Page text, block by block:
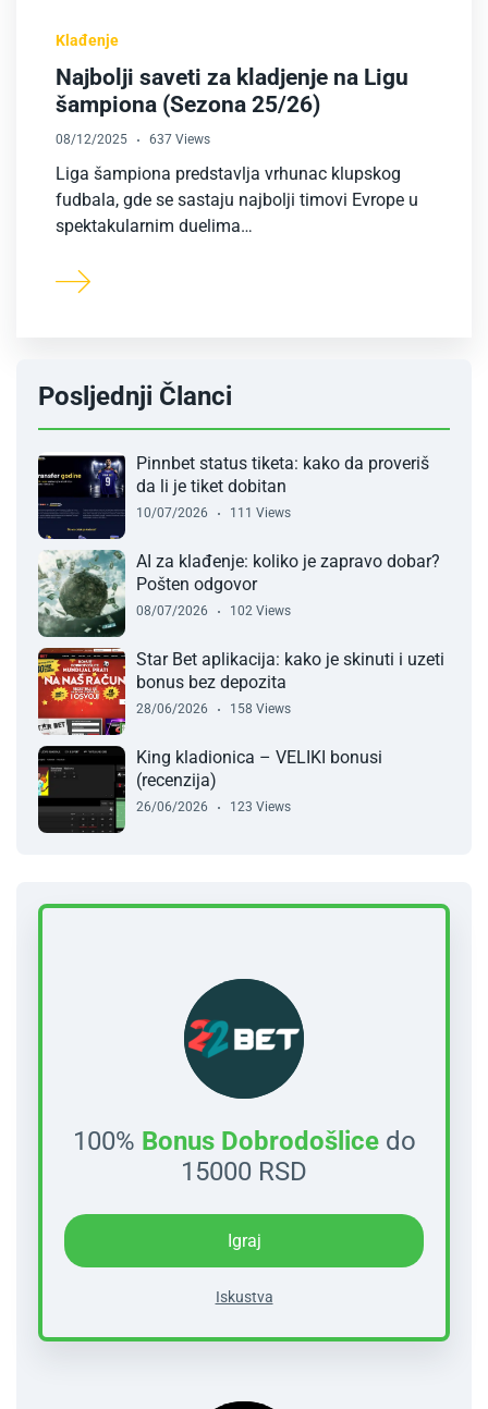
Klađenje
Najbolji saveti za kladjenje na Ligu
šampiona (Sezona 25/26)
08/12/2025 637 Views
Liga šampiona predstavlja vrhunac klupskog
fudbala, gde se sastaju najbolji timovi Evrope u
spektakularnim duelima…
Posljednji Članci
Pinnbet status tiketa: kako da proveriš
da li je tiket dobitan
10/07/2026 111 Views
AI za klađenje: koliko je zapravo dobar?
Pošten odgovor
08/07/2026 102 Views
Star Bet aplikacija: kako je skinuti i uzeti
bonus bez depozita
28/06/2026 158 Views
King kladionica – VELIKI bonusi
(recenzija)
26/06/2026 123 Views
100% Bonus Dobrodošlicedo
15000 RSD
Igraj
Iskustva